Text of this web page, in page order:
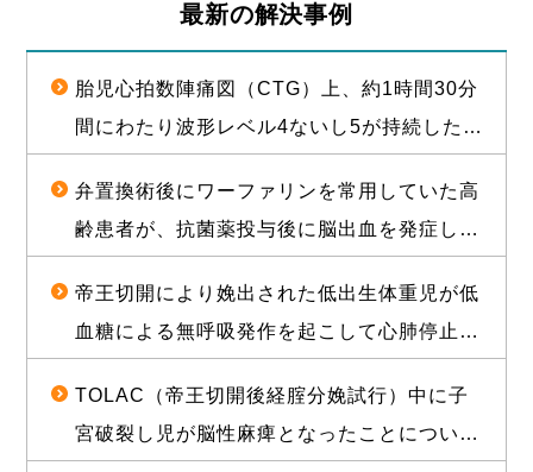
最新の解決事例
胎児心拍数陣痛図（CTG）上、約1時間30分
間にわたり波形レベル4ないし5が持続した後
について、1億2000万円（産科医療補償制度
補償金既払金を含む）で訴訟上の和解が成立
した事例
弁置換術後にワーファリンを常用していた高
齢患者が、抗菌薬投与後に脳出血を発症し常
成立し、役務提供分を含め約1億2000万円相
当の経済的利益を確保した事例
帝王切開により娩出された低出生体重児が低
血糖による無呼吸発作を起こして心肺停止に
3500万円の和解が成立した事例
TOLAC（帝王切開後経腟分娩試行）中に子
宮破裂し児が脳性麻痺となったことについ